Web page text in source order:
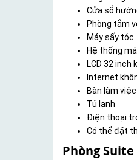
Cửa sổ
Phòng tắm
Máy sấy tóc
Hệ thống
LCD 32
Internet
Bàn làm việc
Tủ lạnh
Điện thoại
Có thể đặt
Phòng Suite